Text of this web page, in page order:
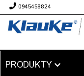
0945458824
PRODUKTY